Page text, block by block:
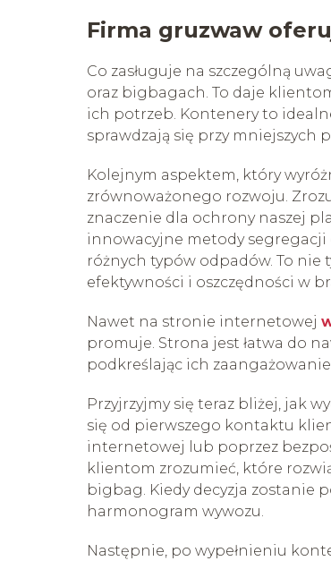
Firma gruzwaw
Co zasługuje na szczególną
oraz bigbagach. To daje
ich potrzeb. Kontenery to
sprawdzają się przy mniejszych
Kolejnym aspektem, który
zrównoważonego rozwoju.
znaczenie dla ochrony naszej
innowacyjne metody
różnych typów odpadów. To
efektywności i oszczędności w
Nawet na stronie internetowej
promuje. Strona jest łatwa do
podkreślając ich
Przyjrzyjmy się teraz bliżej, jak
się od pierwszego kontaktu
internetowej lub poprzez
klientom zrozumieć, które
bigbag. Kiedy decyzja zostanie
harmonogram wywozu.
Następnie, po wypełnieniu